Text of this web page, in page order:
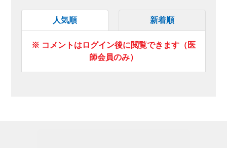
人気順 新着順
※ コメントはログイン後に閲覧できます（医
師会員のみ）